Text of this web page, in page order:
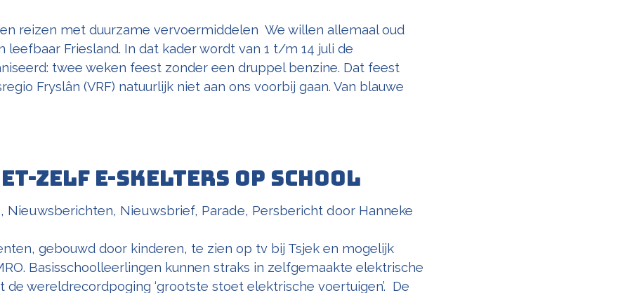
reizen met duurzame vervoermiddelen We willen allemaal oud
leefbaar Friesland. In dat kader wordt van 1 t/m 14 juli de
twee weken feest zonder een druppel benzine. Dat feest
Fryslân (VRF) natuurlijk niet aan ons voorbij gaan. Van blauwe
zelf E-skelters op school
, Nieuwsberichten, Nieuwsbrief, Parade, Persbericht door Hanneke
gebouwd door kinderen, te zien op tv bij Tsjek en mogelijk
Basisschoolleerlingen kunnen straks in zelfgemaakte elektrische
wereldrecordpoging ‘grootste stoet elektrische voertuigen’. De